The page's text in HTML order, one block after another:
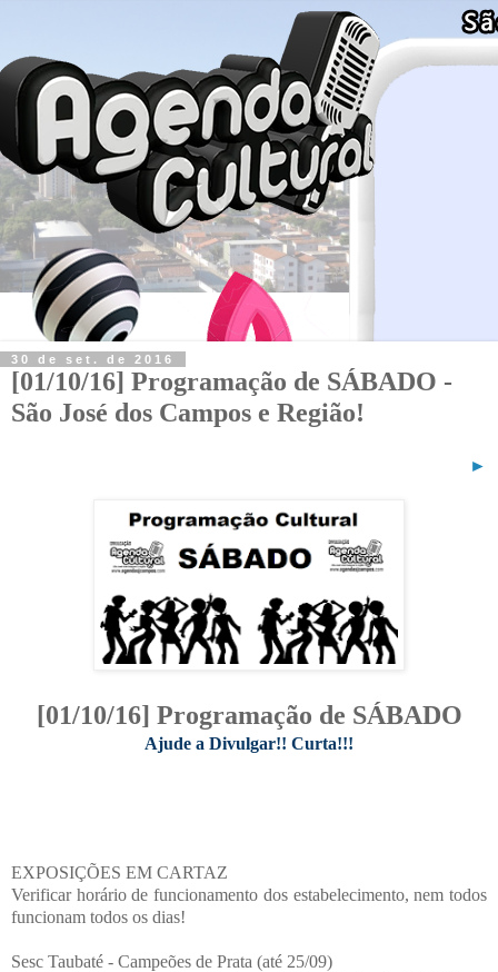
30 de set. de 2016
[01/10/16] Programação de SÁBADO -
São José dos Campos e Região!
►
[01/10/16] Programação de SÁBADO
Ajude a Divulgar!! Curta!!!
EXPOSIÇÕES EM CARTAZ
Verificar horário de funcionamento dos estabelecimento, nem todos
funcionam todos os dias!
Sesc Taubaté - Campeões de Prata (até 25/09)